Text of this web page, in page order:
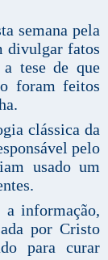
semana pela
divulgar fatos
tese de que
foram feitos
clássica da
pelo
usado um
informação,
por Cristo
para curar